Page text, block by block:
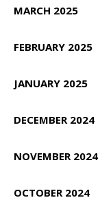
MARCH 2025
FEBRUARY 2025
JANUARY 2025
DECEMBER 2024
NOVEMBER 2024
OCTOBER 2024